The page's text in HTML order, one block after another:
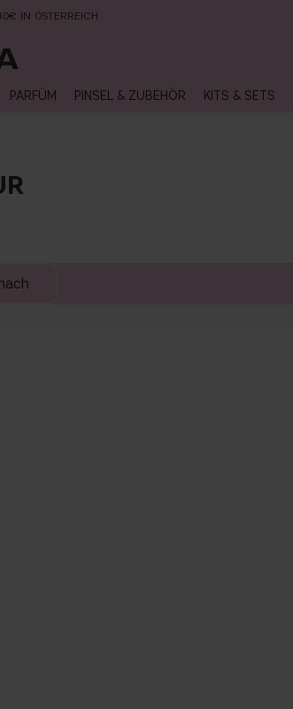
IN ÖSTERREICH
PARFÜM PINSEL & ZUBEHÖR KITS & SETS